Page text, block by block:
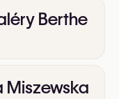
Berthe
Miszewska